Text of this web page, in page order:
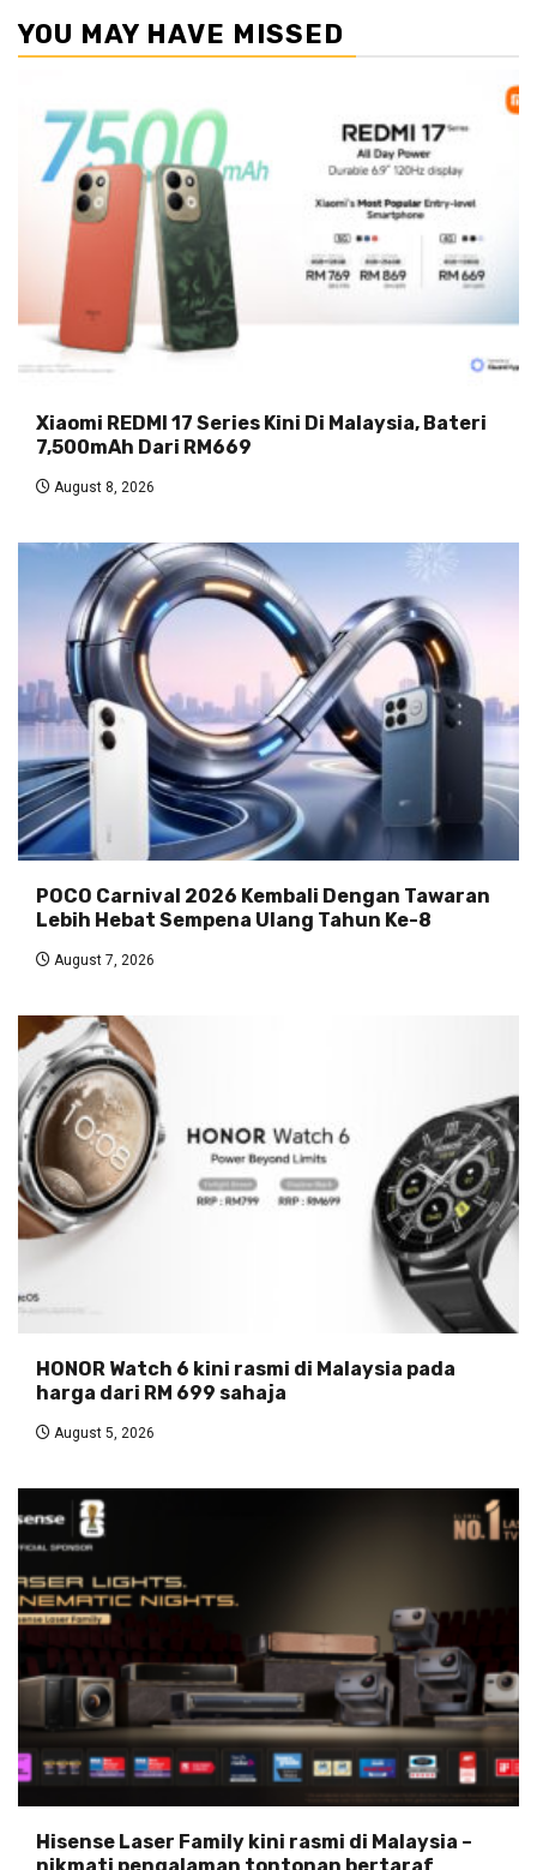
YOU MAY HAVE MISSED
Xiaomi REDMI 17 Series Kini Di Malaysia, Bateri
7,500mAh Dari RM669
August 8, 2026
POCO Carnival 2026 Kembali Dengan Tawaran
Lebih Hebat Sempena Ulang Tahun Ke-8
August 7, 2026
HONOR Watch 6 kini rasmi di Malaysia pada
harga dari RM 699 sahaja
August 5, 2026
Hisense Laser Family kini rasmi di Malaysia –
nikmati pengalaman tontonan bertaraf